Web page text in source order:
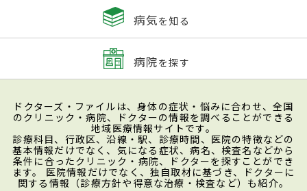
病気を知る
病院を探す
ドクターズ・ファイルは、身体の症状・悩みに合わせ、全国
のクリニック・病院、ドクターの情報を調べることができる
地域医療情報サイトです。
診療科目、行政区、沿線・駅、診療時間、医院の特徴などの
基本情報だけでなく、気になる症状、病名、検査名などから
条件に合ったクリニック・病院、ドクターを探すことができ
ます。 医院情報だけでなく、独自取材に基づき、ドクターに
関する情報（診療方針や得意な治療・検査など）も紹介。